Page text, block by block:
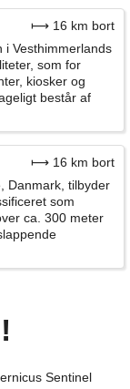
⟼ 16 km bort
Vesthimmerlands
som for
kiosker og
består af
⟼ 16 km bort
Danmark, tilbyder
som
ca. 300 meter
Sentinel